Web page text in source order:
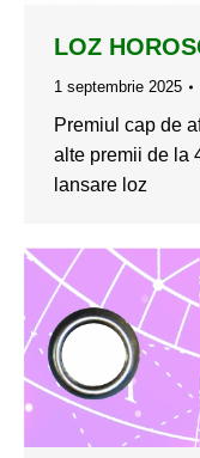
LOZ
1 septembrie 2025
Premiul cap de
alte premii de la
lansare loz